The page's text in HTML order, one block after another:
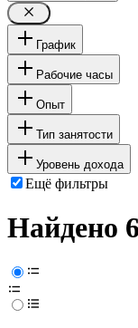
График
Рабочие часы
Опыт
Тип занятости
Уровень дохода
Ещё фильтры
Найдено